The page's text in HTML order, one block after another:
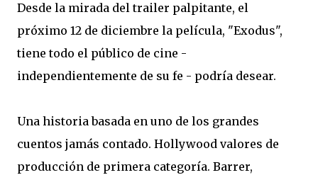
Desde la mirada del trailer palpitante, el
próximo 12 de diciembre la película, "Exodus",
tiene todo el público de cine -
independientemente de su fe - podría desear.
Una historia basada en uno de los grandes
cuentos jamás contado. Hollywood valores de
producción de primera categoría. Barrer,